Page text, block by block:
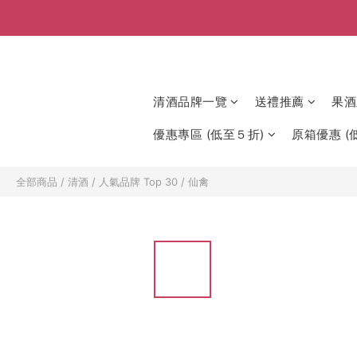
清酒品牌一覽 送禮推薦 果
優惠專區 (低至５折) 原箱優惠 (
全部商品 / 清酒 / 人氣品牌 Top 30 / 仙禽